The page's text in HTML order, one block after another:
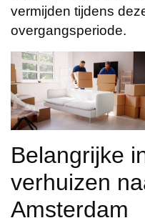
vermijden tijdens
overgangsperiode.
Belangrijke
verhuizen
Amsterdam